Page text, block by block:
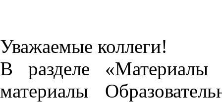
Уважаемые коллеги!
В разделе «Материалы
материалы